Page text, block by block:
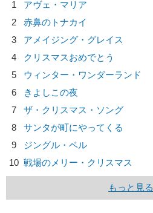
1
アヴェ・マリア
2
赤鼻のトナカイ
3
アメイジング・グレイス
4
クリスマスおめでとう
5
ウィンター・ワンダーランド
6
きよしこの夜
7
ザ・クリスマス・ソング
8
サンタが町にやってくる
9
ジングル・ベル
10 戦場のメリー・クリスマス
もっと見る